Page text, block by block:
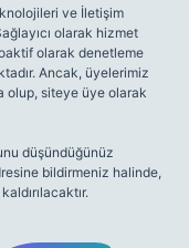
ve İletişim
olarak hizmet
olarak denetleme
Ancak, üyelerimiz
olup, siteye üye olarak
düşündüğünüz
bildirmeniz halinde,